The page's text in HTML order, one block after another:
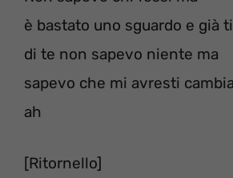
è bastato uno sguardo e già
di te non sapevo niente ma
sapevo che mi avresti
ah
[Ritornello]